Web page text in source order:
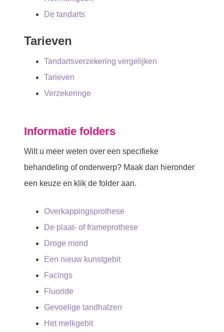
De tandarts
Tarieven
Tandartsverzekering vergelijken
Tarieven
Verzekeringe
Informatie folders
Wilt u meer weten over een specifieke
behandeling of onderwerp? Maak dan hieronder
een keuze en klik de folder aan.
Overkappingsprothese
De plaat- of frameprothese
Droge mond
Een nieuw kunstgebit
Facings
Fluoride
Gevoelige tandhalzen
Het melkgebit